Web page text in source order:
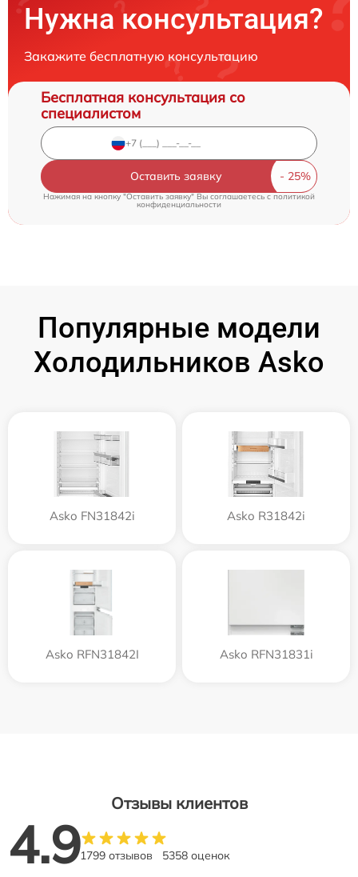
Нужна консультация?
Закажите бесплатную консультацию
Бесплатная консультация со
специалистом
Оставить заявку
Нажимая на кнопку "Оставить заявку" Вы соглашаетесь cполитикой
конфиденциальности
Популярные модели
Холодильников Asko
Asko FN31842i Asko R31842i
Asko RFN31842I Asko RFN31831i
Отзывы клиентов
4.91799 отзывов 5358 оценок